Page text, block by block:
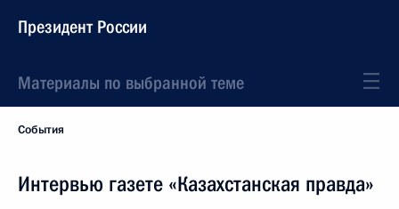
Президент России
Материалы по выбранной теме
События
Интервью газете «Казахстанская правда»